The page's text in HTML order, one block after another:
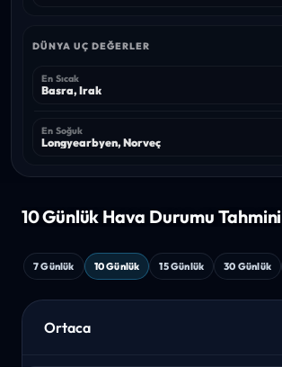
DÜNYA UÇ DEĞERLER
En Sıcak
Basra, Irak
En Soğuk
Longyearbyen, Norveç
10 Günlük Hava Durumu Tahmini
7 Günlük 10 Günlük 15 Günlük 30 Günlük
Ortaca